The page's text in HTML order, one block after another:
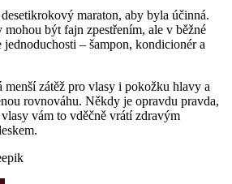
maraton, aby byla účinná.
být fajn zpestřením, ale v běžné
jednoduchosti – šampon, kondicionér a
menší zátěž pro vlasy i pokožku hlavy a
rovnováhu. Někdy je opravdu pravda,
vám to vděčně vrátí zdravým